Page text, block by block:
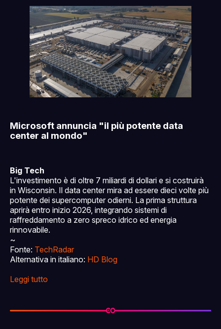
Microsoft annuncia "il più potente data
center al mondo"
Big Tech
L'investimento è di oltre 7 miliardi di dollari e si costruirà
in Wisconsin. Il data center mira ad essere dieci volte più
potente dei supercomputer odierni. La prima struttura
aprirà entro inizio 2026, integrando sistemi di
raffreddamento a zero spreco idrico ed energia
rinnovabile.
~
Fonte: TechRadar
Alternativa in italiano: HD Blog
Leggi tutto